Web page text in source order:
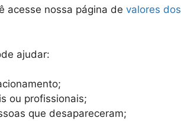
acesse nossa página de valores dos
ajudar:
ou profissionais;
que desapareceram;